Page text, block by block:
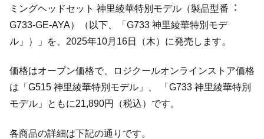
ミングヘッドセット 神⾥綾華特別モデル（製品型番︓
G733-GE-AYA）（以下、「G733 神⾥綾華特別モデ
ル」）」を、2025年10⽉16⽇（⽊）に発売します。
価格はオープン価格で、ロジクールオンラインストア価格
は「G515 神⾥綾華特別モデル」、 「G733 神⾥綾華特別
モデル」ともに21,890円（税込）です。
各商品の詳細は下記の通りです。